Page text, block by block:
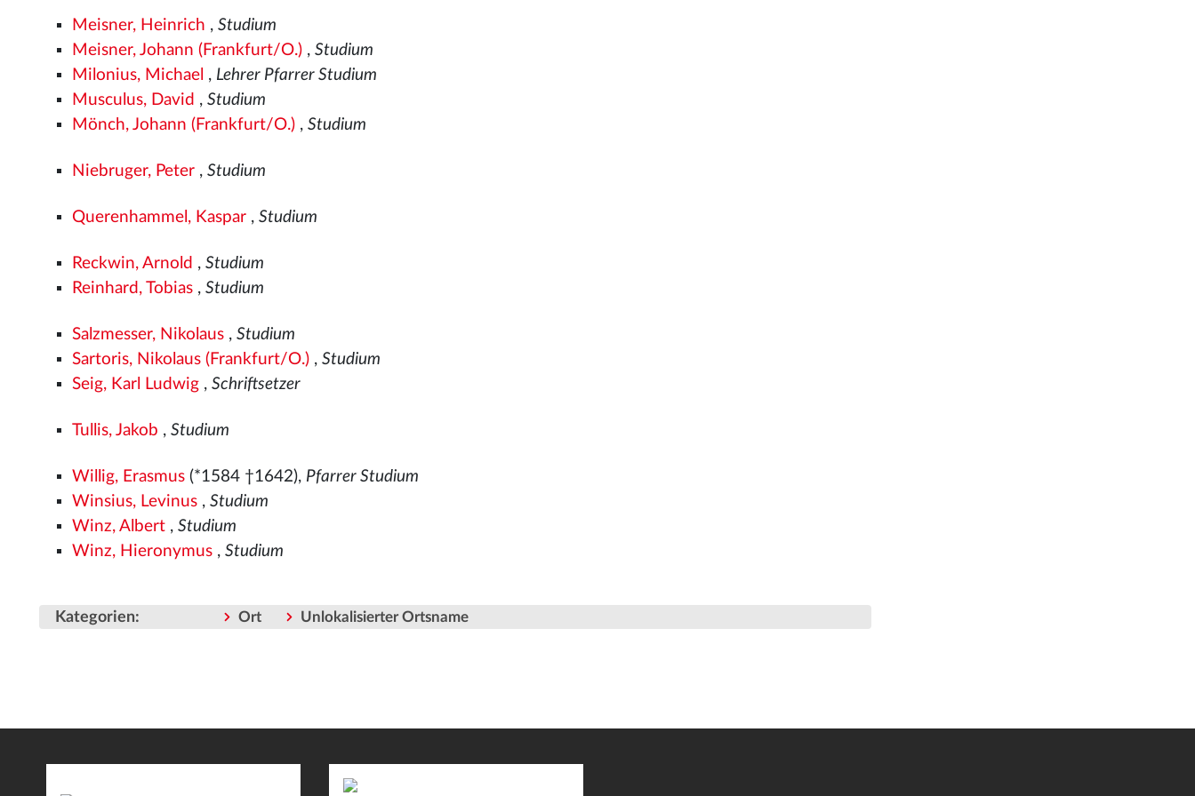
Meisner, Heinrich ,Studium
Meisner, Johann (Frankfurt/O.) ,Studium
Milonius, Michael , Lehrer Pfarrer Studium
Musculus, David ,Studium
Mönch, Johann (Frankfurt/O.) ,Studium
Niebruger, Peter ,Studium
Querenhammel, Kaspar ,Studium
Reckwin, Arnold ,Studium
Reinhard, Tobias ,Studium
Salzmesser, Nikolaus ,Studium
Sartoris, Nikolaus (Frankfurt/O.) ,Studium
Seig, Karl Ludwig ,Schriftsetzer
Tullis, Jakob ,Studium
Willig, Erasmus (*1584 †1642), Pfarrer Studium
Winsius, Levinus ,Studium
Winz, Albert ,Studium
Winz, Hieronymus ,Studium
Kategorien: Ort Unlokalisierter Ortsname